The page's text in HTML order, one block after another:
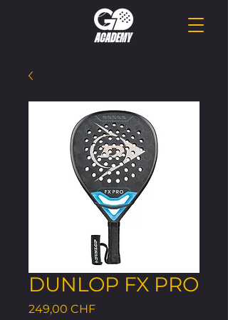
DUNLOP FX PRO
249,00 CHFPreis